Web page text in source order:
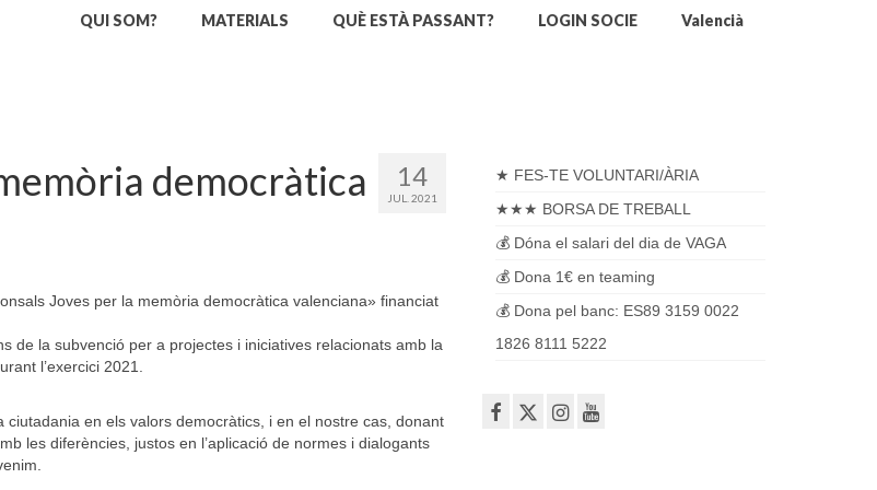
QUI SOM? MATERIALS QUÈ ESTÀ PASSANT? LOGIN SOCIE Valencià
14
JUL. 2021
democràtica
Joves per la memòria democràtica valenciana» financiat
de la subvenció per a projectes i iniciatives relacionats amb la
l’exercici 2021.
en els valors democràtics, i en el nostre cas, donant
les diferències, justos en l’aplicació de normes i dialogants
★ FES-TE VOLUNTARI/ÀRIA
★★★ BORSA DE TREBALL
💰 Dóna el salari del dia de VAGA
💰 Dona 1€ en teaming
💰 Dona pel banc: ES89 3159 0022
1826 8111 5222